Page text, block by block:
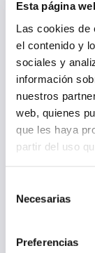
Esta página
Las cookies de
el contenido y
sociales y
información
nuestros
web, quienes
que les haya
partir del uso
Necesarias
Preferencias
de